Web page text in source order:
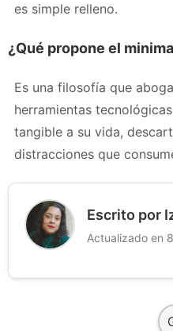
es simple relleno.
¿Qué propone el
Es una filosofía que
herramientas
tangible a su vida,
distracciones que
Escrito por
Actualizado en